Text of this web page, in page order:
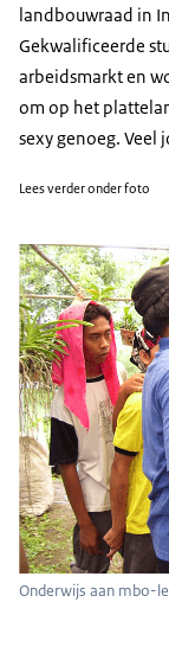
landbouwraad in
Gekwalificeerde
arbeidsmarkt en
om op het
sexy genoeg. Veel
Lees verder onder foto
Onderwijs aan mbo-